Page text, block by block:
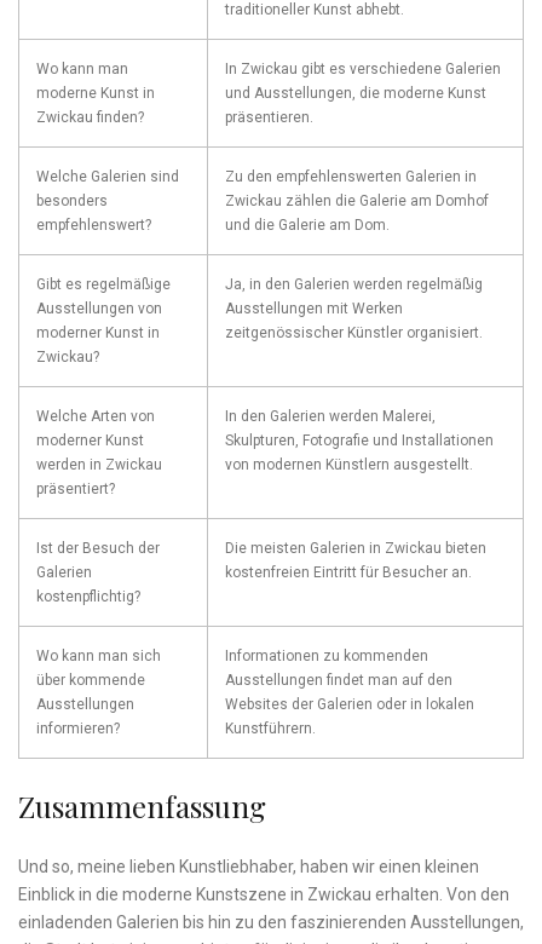
traditioneller Kunst abhebt.
Wo kann​ man
moderne Kunst in
Zwickau ‌finden?
In Zwickau gibt⁤ es verschiedene Galerien
und Ausstellungen, ​die moderne Kunst
präsentieren.
Welche Galerien sind
besonders
empfehlenswert?
Zu den⁤ empfehlenswerten ⁣Galerien‌ in
Zwickau zählen die Galerie am Domhof
und die Galerie am Dom.
Gibt es regelmäßige
Ausstellungen von⁣
moderner Kunst in
Zwickau?
Ja, in den Galerien werden regelmäßig
Ausstellungen mit Werken
zeitgenössischer Künstler ​organisiert.
Welche Arten von
moderner Kunst⁣
werden in Zwickau
präsentiert?
In den ⁣Galerien werden Malerei,
Skulpturen, Fotografie und Installationen
von modernen Künstlern ausgestellt.
Ist der Besuch der
Galerien
kostenpflichtig?
Die ⁣meisten Galerien in Zwickau⁤ bieten
kostenfreien Eintritt für Besucher ⁢an.
Wo kann man sich
‍über kommende
Ausstellungen
⁤informieren?
Informationen zu kommenden
Ausstellungen findet ⁣man auf den
⁢Websites ‌der Galerien oder in lokalen
Kunstführern.
Zusammenfassung
Und so, ⁢meine lieben Kunstliebhaber, haben wir ​einen kleinen
Einblick⁢ in ⁣die moderne​ Kunstszene in Zwickau⁢ erhalten. Von den
einladenden Galerien bis hin zu den‍ faszinierenden Ausstellungen,